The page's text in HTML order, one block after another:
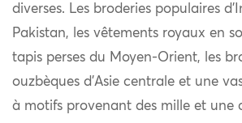
diverses. Les broderies populaires
Pakistan, les vêtements royaux en
tapis perses du Moyen-Orient, les
ouzbèques d’Asie centrale et une
à motifs provenant des mille et une